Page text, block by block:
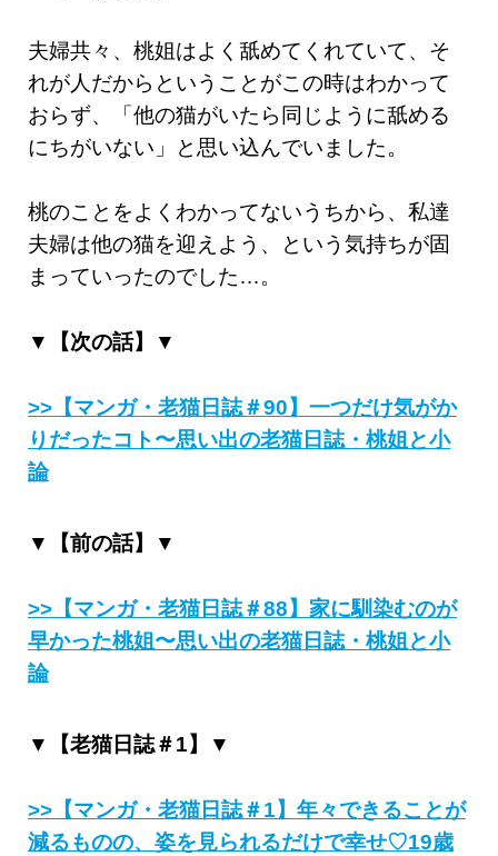
夫婦共々、桃姐はよく舐めてくれていて、そ
れが人だからということがこの時はわかって
おらず、「他の猫がいたら同じように舐める
にちがいない」と思い込んでいました。
桃のことをよくわかってないうちから、私達
夫婦は他の猫を迎えよう、という気持ちが固
まっていったのでした…。
▼【次の話】▼
>>【マンガ・老猫日誌＃90】一つだけ気がか
りだったコト〜思い出の老猫日誌・桃姐と小
論
▼【前の話】▼
>>【マンガ・老猫日誌＃88】家に馴染むのが
早かった桃姐〜思い出の老猫日誌・桃姐と小
論
▼【老猫日誌＃1】▼
>>【マンガ・老猫日誌＃1】年々できることが
減るものの、姿を見られるだけで幸せ♡19歳